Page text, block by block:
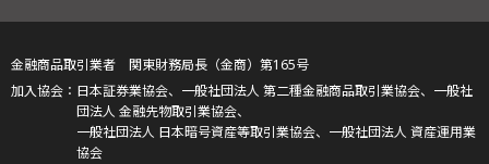
金融商品取引業者 関東財務局長（金商）第165号
日本証券業協会、一般社団法人 第二種金融商品取引業協会、一般社
団法人 金融先物取引業協会、
一般社団法人 日本暗号資産等取引業協会、一般社団法人 資産運用業
協会